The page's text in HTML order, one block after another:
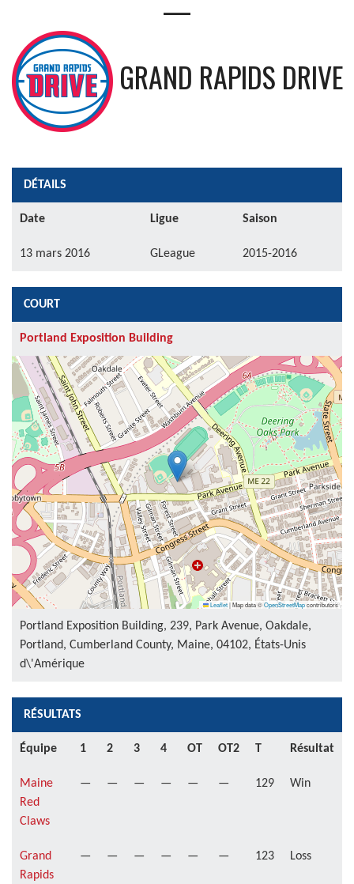
—
GRAND RAPIDS DRIVE
DÉTAILS
Date Ligue Saison
13 mars 2016 GLeague 2015-2016
COURT
Portland Exposition Building
Leaflet|Map data ©OpenStreetMapcontributors
Portland Exposition Building, 239, Park Avenue, Oakdale,
Portland, Cumberland County, Maine, 04102, États-Unis
d\'Amérique
RÉSULTATS
Équipe 1 2 3 4 OT OT2 T Résultat
Maine
Red
Claws
— — — — — — 129 Win
Grand
Rapids
— — — — — — 123 Loss